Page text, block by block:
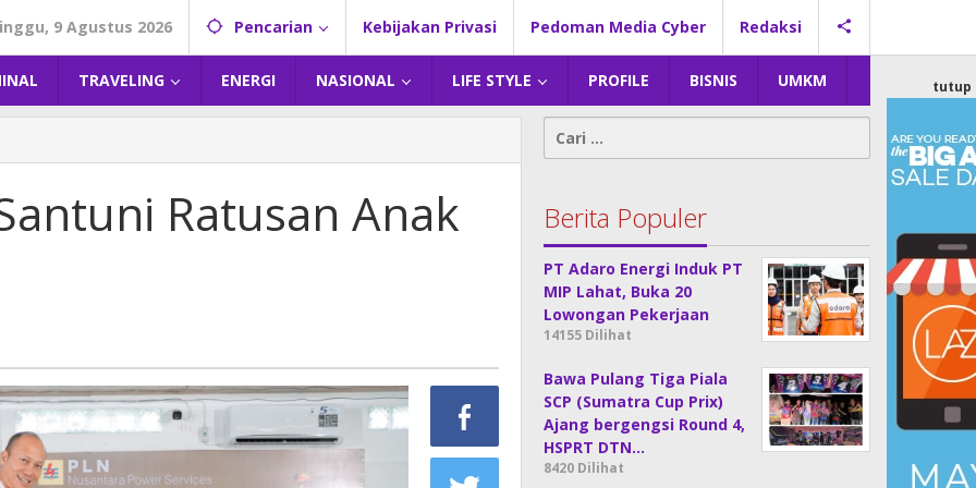
9 Agustus 2026 Pencarian Kebijakan Privasi Pedoman Media Cyber Redaksi
TRAVELING ENERGI NASIONAL LIFE STYLE PROFILE BISNIS UMKM tutup
Ratusan Anak
Cari
untuk:
Berita Populer
PT Adaro Energi Induk PT
MIP Lahat, Buka 20
Lowongan Pekerjaan
14155 Dilihat
Bawa Pulang Tiga Piala
SCP (Sumatra Cup Prix)
Ajang bergengsi Round 4,
HSPRT DTN…
8420 Dilihat